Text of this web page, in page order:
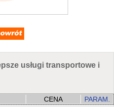
usługi transportowe i
CENA PARAM.